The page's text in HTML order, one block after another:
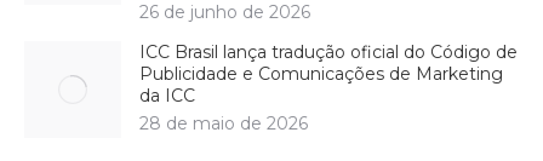
26 de junho de 2026
ICC Brasil lança tradução oficial do Código de
Publicidade e Comunicações de Marketing
da ICC
28 de maio de 2026